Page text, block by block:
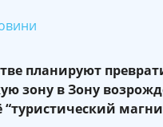
планируют
зону в Зону
“туристический